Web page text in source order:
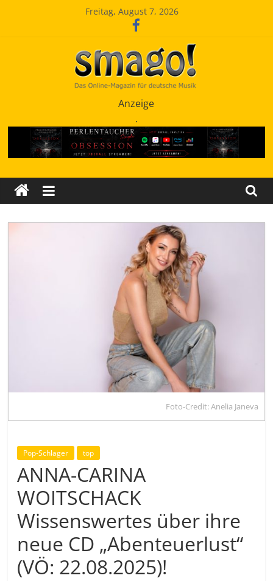
Freitag, August 7, 2026
SchlagerMAGazinOnline
Anzeige
.
Foto-Credit: Anelia Janeva
Pop-Schlager top
ANNA-CARINA
WOITSCHACK
Wissenswertes über ihre
neue CD „Abenteuerlust“
(VÖ: 22.08.2025)!